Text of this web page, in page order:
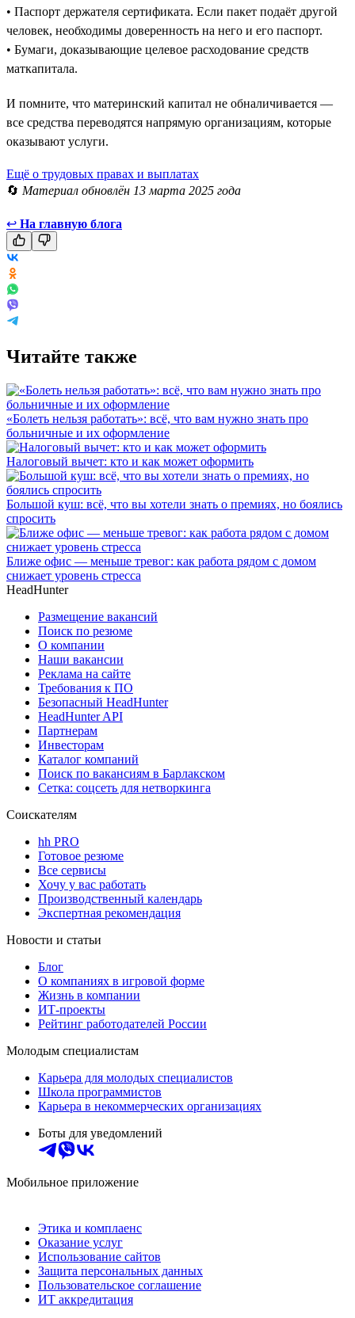
• Паспорт держателя сертификата. Если пакет подаёт другой
человек, необходимы доверенность на него и его паспорт.
• Бумаги, доказывающие целевое расходование средств
маткапитала.
И помните, что материнский капитал не обналичивается —
все средства переводятся напрямую организациям, которые
оказывают услуги.
Ещё о трудовых правах и выплатах
🔄 Материал обновлён 13 марта 2025 года
↩ На главную блога
Читайте также
«Болеть нельзя работать»: всё, что вам нужно знать про
больничные и их оформление
Налоговый вычет: кто и как может оформить
Большой куш: всё, что вы хотели знать о премиях, но боялись
спросить
Ближе офис — меньше тревог: как работа рядом с домом
снижает уровень стресса
HeadHunter
Размещение вакансий
Поиск по резюме
О компании
Наши вакансии
Реклама на сайте
Требования к ПО
Безопасный HeadHunter
HeadHunter API
Партнерам
Инвесторам
Каталог компаний
Поиск по вакансиям в Барлакском
Сетка: соцсеть для нетворкинга
Соискателям
hh PRO
Готовое резюме
Все сервисы
Хочу у вас работать
Производственный календарь
Экспертная рекомендация
Новости и статьи
Блог
О компаниях в игровой форме
Жизнь в компании
ИТ-проекты
Рейтинг работодателей России
Молодым специалистам
Карьера для молодых специалистов
Школа программистов
Карьера в некоммерческих организациях
Боты для уведомлений
Мобильное приложение
Этика и комплаенс
Оказание услуг
Использование сайтов
Защита персональных данных
Пользовательское соглашение
ИТ аккредитация